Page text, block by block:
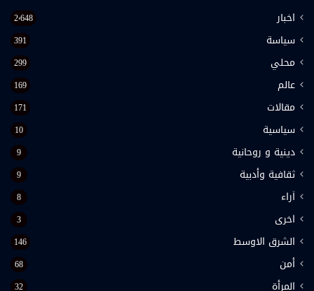
اخبار 2٬648
سياسة 391
محلي 299
عالم 169
مقالات 171
سياسية 10
دينية و روحانية 9
ثقافية وأدبية 9
اَراء 8
اخرى 3
الشرق الاوسط 146
أمن 68
المرأة 32